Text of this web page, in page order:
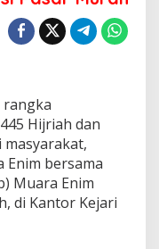
rangka
Hijriah dan
Enim bersama
Muara Enim
di Kantor Kejari